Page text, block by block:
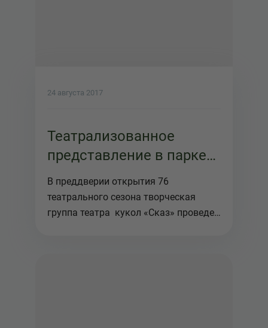
24 августа 2017
Театрализованное
представление в парке
имени Гагрина
В преддверии открытия 76
театрального сезона творческая
группа театра кукол «Сказ» проведет